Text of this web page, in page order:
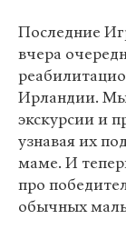
Последние
вчера
Ирландии. Мы
экскурсии и
узнавая их
маме. И
про
обычных